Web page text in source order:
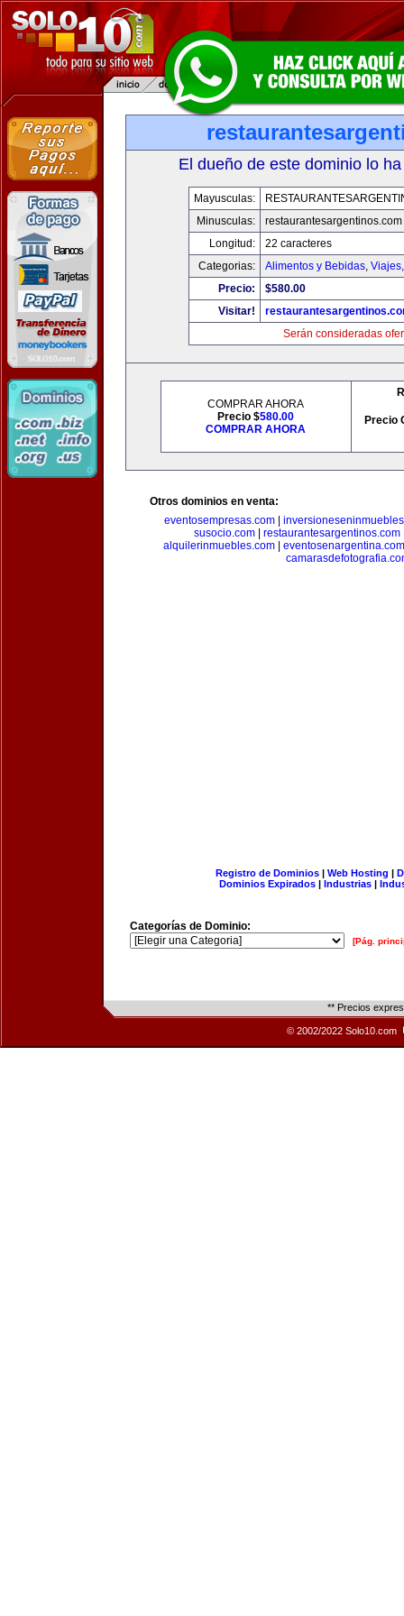
El dueño de este dominio lo
Mayusculas:
Minusculas:
restaurantesargentinos.com
Longitud:
22 caracteres
Categorias:
Alimentos y Bebidas,
Precio:
$580.00
Visitar!
Serán consideradas
COMPRAR AHORA
Precio $580.00
COMPRAR AHORA
Precio
Otros dominios en venta:
eventosempresas.com
susocio.com
restaurantesargentinos.com
alquilerinmuebles.com
eventosenargentina.com
Registro de Dominios| Web Hosting |
Dominios Expirados | Industrias |
Categorías de Dominio:
[Pág.
** Precios
© 2002/2022 Solo10.com